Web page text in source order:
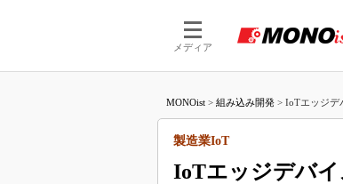
メディア
つ
MONOist > 組み込み開発 > IoTエッジデ
IoTエッジデバイ
製造業IoT